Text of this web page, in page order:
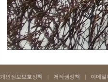
개인정보보호정책 | 저작권정책 | 이메일